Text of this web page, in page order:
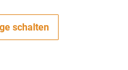
schalten